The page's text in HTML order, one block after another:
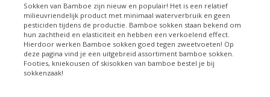
Sokken van Bamboe zijn nieuw en populair! Het is een relatief
milieuvriendelijk product met minimaal waterverbruik en geen
pesticiden tijdens de productie. Bamboe sokken staan bekend om
hun zachtheid en elasticiteit en hebben een verkoelend effect.
Hierdoor werken Bamboe sokken goed tegen zweetvoeten! Op
deze pagina vind je een uitgebreid assortiment bamboe sokken.
Footies, kniekousen of skisokken van bamboe bestel je bij
sokkenzaak!